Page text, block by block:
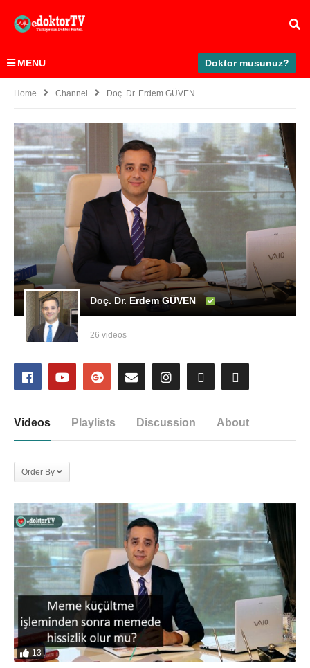
MENU Doktor musunuz?
Home Channel Doç. Dr. Erdem GÜVEN
Doç. Dr. Erdem GÜVEN
26 videos
Videos Playlists Discussion About
Order By
13